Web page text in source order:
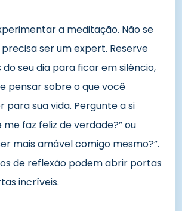
a meditação. Não se
ser um expert. Reserve
seu dia para ficar em silêncio,
pensar sobre o que você
para sua vida. Pergunte a si
me faz feliz de verdade?” ou
mais amável comigo mesmo?”.
de reflexão podem abrir portas
incríveis.